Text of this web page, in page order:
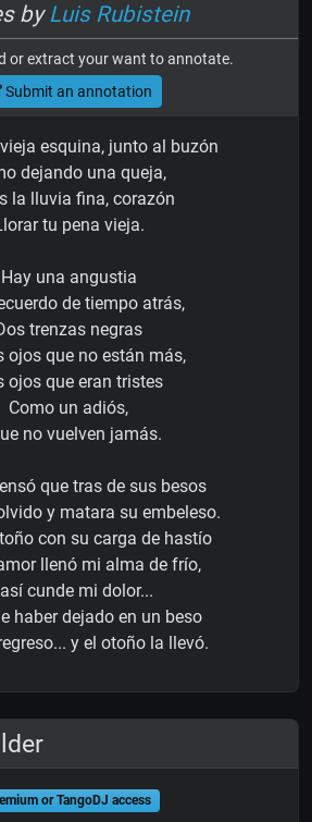
byLuis Rubistein
or extract your want to annotate.
Submit an annotation
esquina, junto al buzón
dejando una queja,
la lluvia fina, corazón
tu pena vieja.
Hay una angustia
de tiempo atrás,
trenzas negras
ojos que no están más,
ojos que eran tristes
Como un adiós,
no vuelven jamás.
que tras de sus besos
y matara su embeleso.
con su carga de hastío
llenó mi alma de frío,
cunde mi dolor...
haber dejado en un beso
y el otoño la llevó.
or TangoDJ access